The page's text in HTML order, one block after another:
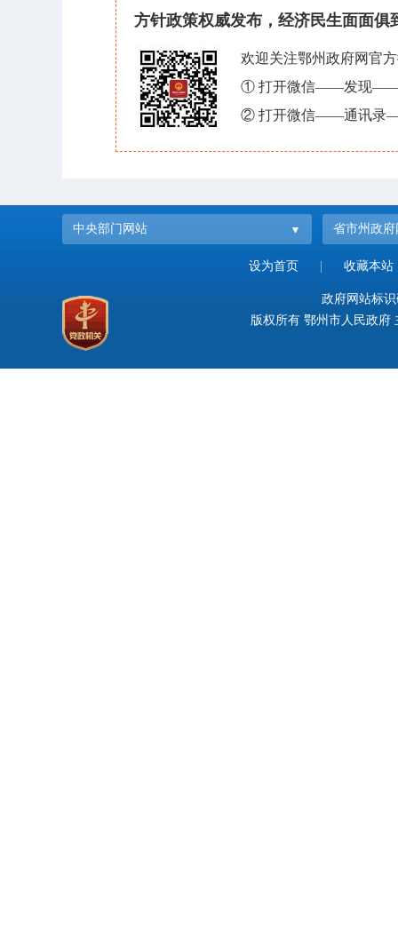
方针政策权威发布，经济民生面面俱
欢迎关注鄂州政府网官
① 打开微信——发现——
② 打开微信——通讯录
中央部门网站 省市州政府
设为首页 收藏本站
政府网站标
版权所有 鄂州市人民政府